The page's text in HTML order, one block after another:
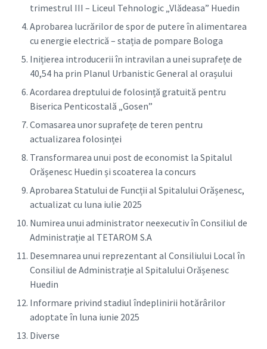
trimestrul III – Liceul Tehnologic „Vlădeasa” Huedin
Aprobarea lucrărilor de spor de putere în alimentarea
cu energie electrică – stația de pompare Bologa
Inițierea introducerii în intravilan a unei suprafețe de
40,54 ha prin Planul Urbanistic General al orașului
Acordarea dreptului de folosință gratuită pentru
Biserica Penticostală „Gosen”
Comasarea unor suprafețe de teren pentru
actualizarea folosinței
Transformarea unui post de economist la Spitalul
Orășenesc Huedin și scoaterea la concurs
Aprobarea Statului de Funcții al Spitalului Orășenesc,
actualizat cu luna iulie 2025
Numirea unui administrator neexecutiv în Consiliul de
Administrație al TETAROM S.A
Desemnarea unui reprezentant al Consiliului Local în
Consiliul de Administrație al Spitalului Orășenesc
Huedin
Informare privind stadiul îndeplinirii hotărârilor
adoptate în luna iunie 2025
Diverse